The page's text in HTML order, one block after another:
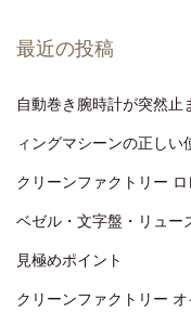
最近の投稿
自動巻き腕時計が突然
ィングマシーンの正しい
クリーンファクトリー
ベゼル・文字盤・リュー
見極めポイント
クリーンファクトリー